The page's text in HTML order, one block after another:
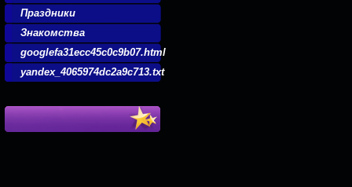
Праздники
Знакомства
googlefa31ecc45c0c9b07.html
yandex_4065974dc2a9c713.txt